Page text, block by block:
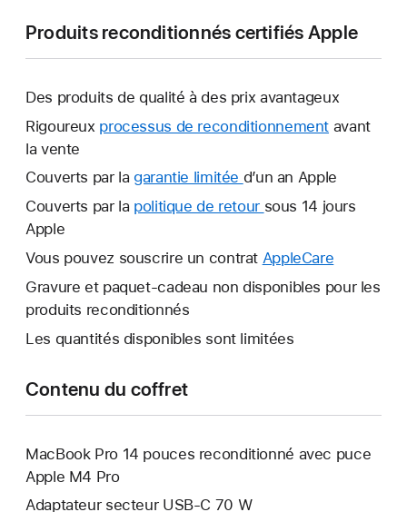
Produits reconditionnés certifiés Apple
Des produits de qualité à des prix avantageux
Rigoureux processus de reconditionnement avant
la vente
Couverts par la garantie limitée Une
nouvelle
d’un an Apple
Couverts par la politique de retour Une
fenêtre
sous 14 jours
Apple
Vous pouvez souscrire un contrat AppleCare
nouvelle
Gravure et paquet-cadeau non disponibles pour les
produits reconditionnés
Les quantités disponibles sont limitées
Contenu du coffret
MacBook Pro 14 pouces reconditionné avec puce
Apple M4 Pro
Adaptateur secteur USB‑C 70 W